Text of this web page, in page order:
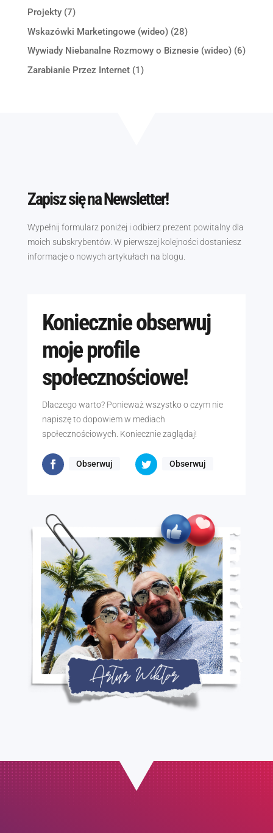
Projekty(7)
Wskazówki Marketingowe (wideo)(28)
Wywiady Niebanalne Rozmowy o Biznesie (wideo)(6)
Zarabianie Przez Internet(1)
Zapisz się na Newsletter!
Wypełnij formularz poniżej i odbierz prezent powitalny dla
moich subskrybentów. W pierwszej kolejności dostaniesz
informacje o nowych artykułach na blogu.
Koniecznie obserwuj
moje profile
społecznościowe!
Dlaczego warto? Ponieważ wszystko o czym nie
napiszę to dopowiem w mediach
społecznościowych. Koniecznie zaglądaj!
Obserwuj Obserwuj